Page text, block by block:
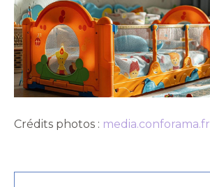
Crédits photos : media.conforama.fr